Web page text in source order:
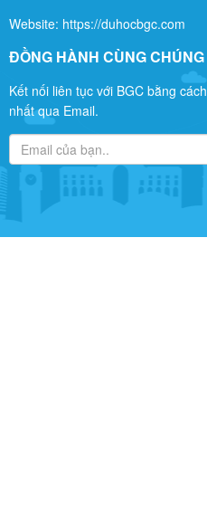
Website: https://duhocbgc.com
ĐỒNG HÀNH CÙNG CHÚNG
Kết nối liên tục với BGC bằng
nhất qua Email.